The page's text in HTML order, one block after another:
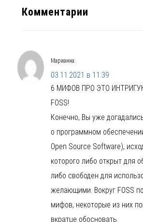
Комментарии
Марианна:
03.11.2021 в 11:39
6 МИФОВ ПРО ЭТО
FOSS!
Конечно, Вы уже
о программном
Open Source Software),
которого либо открыт для
либо свободен для
желающими. Вокруг FOSS
мифов, некоторые из них
вкратце обосновать.